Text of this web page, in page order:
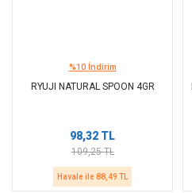
%10 İndirim
RYUJI NATURAL SPOON 4GR
98,32 TL
109,25 TL
Havale ile 88,49 TL